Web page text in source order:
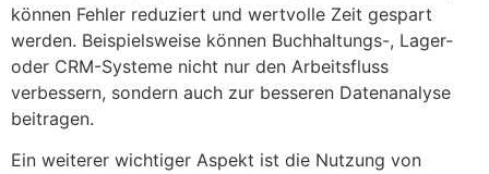
können Fehler reduziert und wertvolle Zeit gespart
werden. Beispielsweise können Buchhaltungs-, Lager-
oder CRM-Systeme nicht nur den Arbeitsfluss
verbessern, sondern auch zur besseren Datenanalyse
beitragen.
Ein weiterer wichtiger Aspekt ist die Nutzung von